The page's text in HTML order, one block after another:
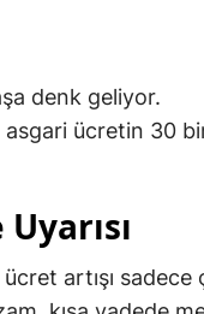
denk geliyor.
ücretin 30
ücret artışı sadece